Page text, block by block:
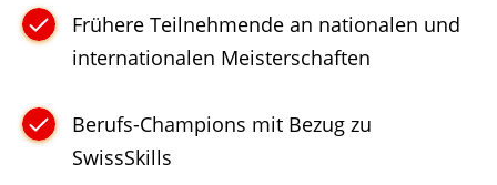
Frühere Teilnehmende an nationalen und
internationalen Meisterschaften
Berufs-Champions mit Bezug zu
SwissSkills